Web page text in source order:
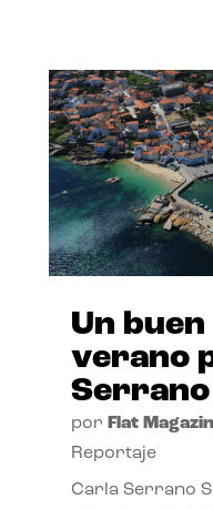
Un buen
verano
Serrano
por Flat
Reportaje
Carla Serrano